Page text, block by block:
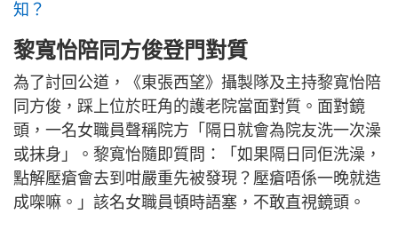
知？
黎寬怡陪同方俊登門對質
為了討回公道，《東張西望》攝製隊及主持黎寬怡陪
同方俊，踩上位於旺角的護老院當面對質。面對鏡
頭，一名女職員聲稱院方「隔日就會為院友洗一次澡
或抹身」。黎寬怡隨即質問：「如果隔日同佢洗澡，
點解壓瘡會去到咁嚴重先被發現？壓瘡唔係一晚就造
成㗎嘛。」該名女職員頓時語塞，不敢直視鏡頭。